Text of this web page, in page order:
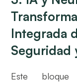
Integrada
Seguridad
Este